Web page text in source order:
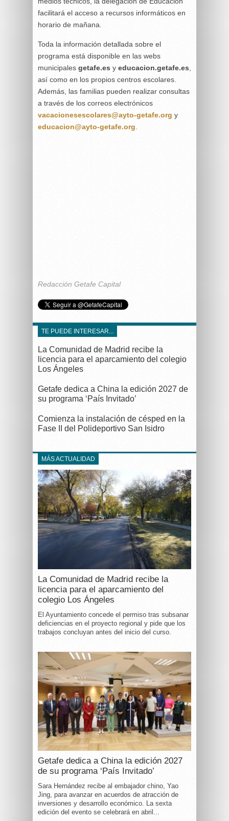
facilitará el acceso a recursos informáticos en
horario de mañana.
Toda la información detallada sobre el
programa está disponible en las webs
municipales getafe.es y educacion.getafe.es
así como en los propios centros escolares.
Además, las familias pueden realizar consultas
a través de los correos electrónicos
vacacionesescolares@ayto-getafe.org y
educacion@ayto-getafe.org
Redacción Getafe Capital
TE PUEDE INTERESAR...
La Comunidad de Madrid recibe la
licencia para el aparcamiento del colegio
Los Ángeles
Getafe dedica a China la edición 2027 de
su programa ‘País Invitado’
Comienza la instalación de césped en la
Fase II del Polideportivo San Isidro
MÁS ACTUALIDAD
La Comunidad de Madrid recibe la
licencia para el aparcamiento del
colegio Los Ángeles
El Ayuntamiento concede el permiso tras subsanar
deficiencias en el proyecto regional y pide que los
trabajos concluyan antes del inicio del curso.
Getafe dedica a China la edición 2027
de su programa ‘País Invitado’
Sara Hernández recibe al embajador chino, Yao
Jing, para avanzar en acuerdos de atracción de
inversiones y desarrollo económico. La sexta
edición del evento se celebrará en abril...